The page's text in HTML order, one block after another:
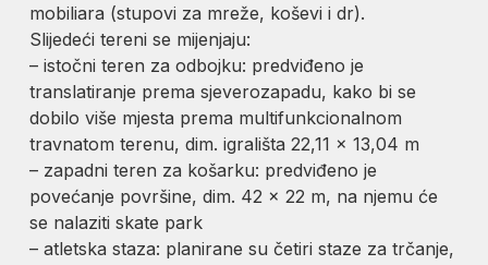
mobiliara (stupovi za mreže, koševi i dr).
Slijedeći tereni se mijenjaju:
– istočni teren za odbojku: predviđeno je
translatiranje prema sjeverozapadu, kako bi se
dobilo više mjesta prema multifunkcionalnom
travnatom terenu, dim. igrališta 22,11 x 13,04 m
– zapadni teren za košarku: predviđeno je
povećanje površine, dim. 42 x 22 m, na njemu će
se nalaziti skate park
– atletska staza: planirane su četiri staze za trčanje,